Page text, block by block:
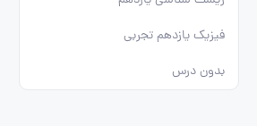
فیزیک یازدهم تجربی
بدون درس